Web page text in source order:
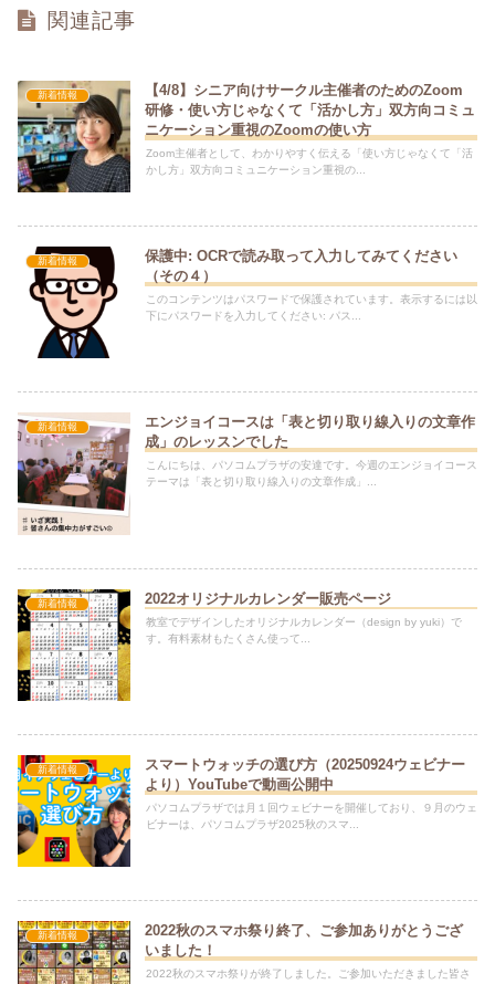
関連記事
新着情報
【4/8】シニア向けサークル主催者のためのZoom
研修・使い方じゃなくて「活かし方」双方向コミュ
ニケーション重視のZoomの使い方
Zoom主催者として、わかりやすく伝える「使い方じゃなくて「活
かし方」双方向コミュニケーション重視の...
新着情報
保護中: OCRで読み取って入力してみてください
（その４）
このコンテンツはパスワードで保護されています。表示するには以
下にパスワードを入力してください: パス...
新着情報
エンジョイコースは「表と切り取り線入りの文章作
成」のレッスンでした
こんにちは、パソコムプラザの安達です。今週のエンジョイコース
テーマは「表と切り取り線入りの文章作成」...
新着情報 2022オリジナルカレンダー販売ページ
教室でデザインしたオリジナルカレンダー（design by yuki）で
す。有料素材もたくさん使って...
新着情報
スマートウォッチの選び方（20250924ウェビナー
より）YouTubeで動画公開中
パソコムプラザでは月１回ウェビナーを開催しており、９月のウェ
ビナーは、パソコムプラザ2025秋のスマ...
新着情報
2022秋のスマホ祭り終了、ご参加ありがとうござ
いました！
2022秋のスマホ祭りが終了しました。ご参加いただきました皆さ